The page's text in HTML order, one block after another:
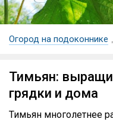
Огород на подоконнике
Тимьян:
грядки и дома
Тимьян многолетнее